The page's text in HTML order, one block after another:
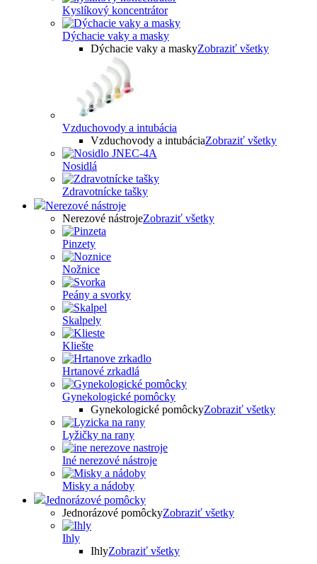
Kyslíkový koncentrátor
Dýchacie vaky a masky
Dýchacie vaky a maskyZobraziť všetky
Vzduchovody a intubácia
Vzduchovody a intubáciaZobraziť všetky
Nosidlá
Zdravotnícke tašky
Nerezové nástroje
Nerezové nástrojeZobraziť všetky
Pinzety
Nožnice
Peány a svorky
Skalpely
Kliešte
Hrtanové zrkadlá
Gynekologické pomôcky
Gynekologické pomôckyZobraziť všetky
Lyžičky na rany
Iné nerezové nástroje
Misky a nádoby
Jednorázové pomôcky
Jednorázové pomôckyZobraziť všetky
Ihly
IhlyZobraziť všetky